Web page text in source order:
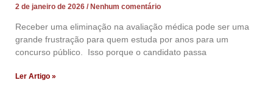
2 de janeiro de 2026 Nenhum comentário
Receber uma eliminação na avaliação médica pode ser uma
grande frustração para quem estuda por anos para um
concurso público. Isso porque o candidato passa
Ler Artigo »